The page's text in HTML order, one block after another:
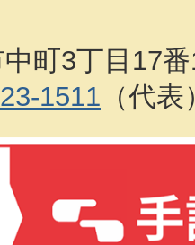
町3丁目17
1511 （代表